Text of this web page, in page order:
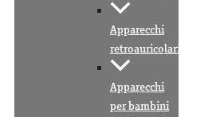
Apparecchi
retroauricolari
Apparecchi
per bambini